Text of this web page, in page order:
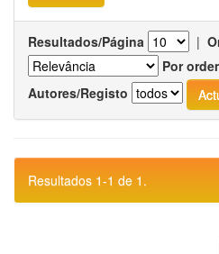
Resultados/Página |
Por
Autores/Registo
Resultados 1-1 de 1.